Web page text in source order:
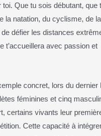
toi. Que tu sois débutant, que
la natation, du cyclisme, de
défier les distances
t’accueillera avec passion et
concret, lors du dernier
féminines et cinq
certains vivants leur
Cette capacité à